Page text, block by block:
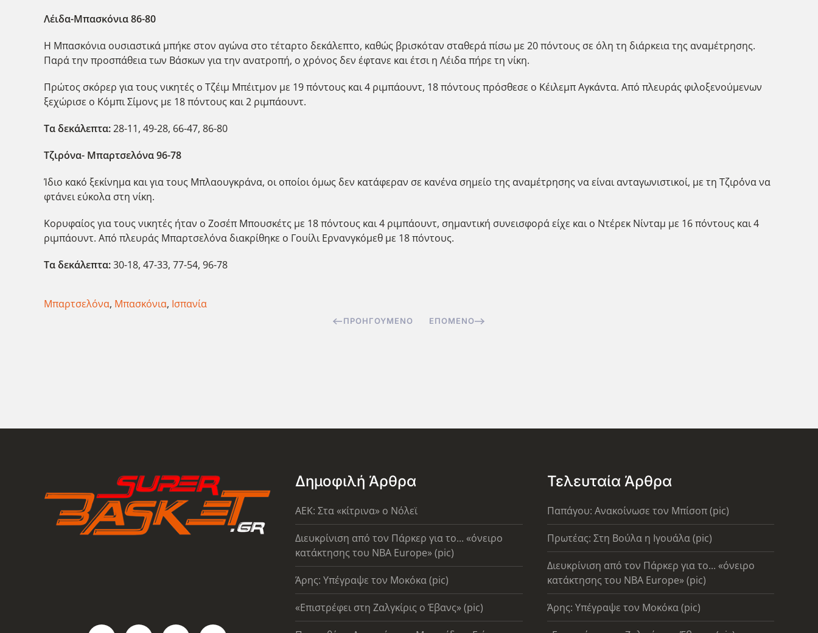
Λέιδα-Μπασκόνια 86-80
Η Μπασκόνια ουσιαστικά μπήκε στον αγώνα στο τέταρτο δεκάλεπτο, καθώς βρισκόταν σταθερά πίσω με 20 πόντους σε όλη τη διάρκεια της αναμέτρησης.
Παρά την προσπάθεια των Βάσκων για την ανατροπή, ο χρόνος δεν έφτανε και έτσι η Λέιδα πήρε τη νίκη.
Πρώτος σκόρερ για τους νικητές ο Τζέιμ Μπέιτμον με 19 πόντους και 4 ριμπάουντ, 18 πόντους πρόσθεσε ο Κέιλεμπ Αγκάντα. Από πλευράς φιλοξενούμενων
ξεχώρισε ο Κόμπι Σίμονς με 18 πόντους και 2 ριμπάουντ.
Τα δεκάλεπτα:28-11, 49-28, 66-47, 86-80
Τζιρόνα- Μπαρτσελόνα 96-78
Ίδιο κακό ξεκίνημα και για τους Μπλαουγκράνα, οι οποίοι όμως δεν κατάφεραν σε κανένα σημείο της αναμέτρησης να είναι ανταγωνιστικοί, με τη Τζιρ΄όνα να
φτάνει εύκολα στη νίκη.
Κορυφαίος για τους νικητές ήταν ο Ζοσέπ Μπουσκέτς με 18 πόντους και 4 ριμπάουντ, σημαντική συνεισφορά είχε και ο Ντέρεκ Νίνταμ με 16 πόντους και 4
ριμπάουντ. Από πλευράς Μπαρτσελόνα διακρίθηκε ο Γουίλι Ερνανγκόμεθ με 18 πόντους.
Τα δεκάλεπτα:30-18, 47-33, 77-54, 96-78
Μπαρτσελόνα, Μπασκόνια, Ισπανία
ΠΡΟΗΓΟΎΜΕΝΟ ΕΠΌΜΕΝΟ
Δημοφιλή Άρθρα
AEK: Στα «κίτρινα» ο Νόλεϊ
Διευκρίνιση από τον Πάρκερ για το... «όνειρο
κατάκτησης του ΝΒΑ Europe» (pic)
Άρης: Υπέγραψε τον Μοκόκα (pic)
«Επιστρέφει στη Ζαλγκίρις ο Έβανς» (pic)
Τελευταία Άρθρα
Παπάγου: Ανακοίνωσε τον Μπίσοπ (pic)
Πρωτέας: Στη Βούλα η Ιγουάλα (pic)
Διευκρίνιση από τον Πάρκερ για το... «όνειρο
κατάκτησης του ΝΒΑ Europe» (pic)
Άρης: Υπέγραψε τον Μοκόκα (pic)